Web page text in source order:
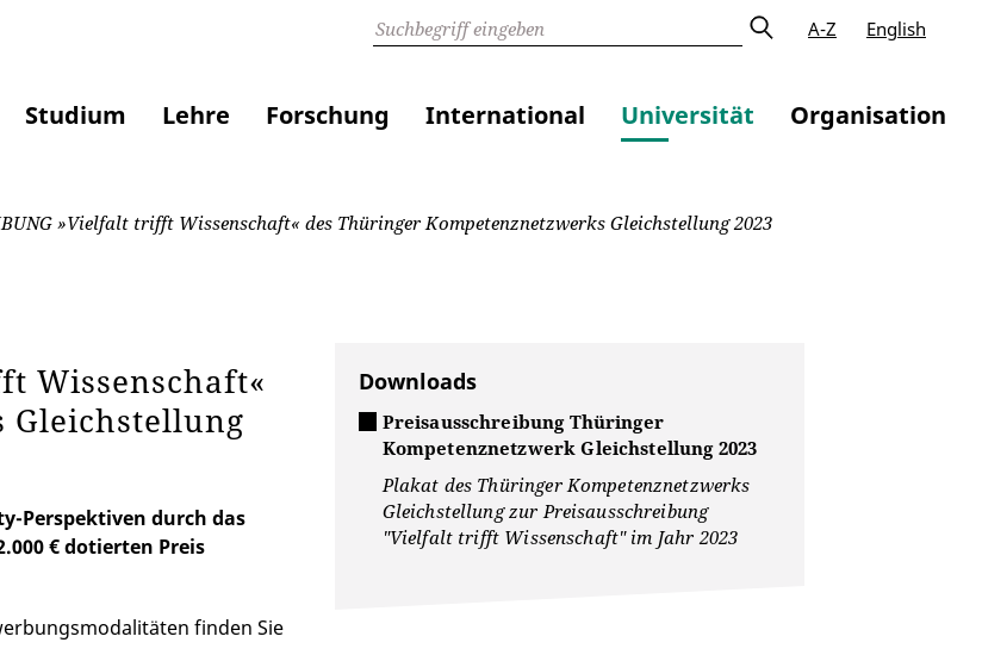
A-Z English
Studium Lehre Forschung International Universität Organisation
»Vielfalt trifft Wissenschaft« des Thüringer Kompetenznetzwerks Gleichstellung 2023
Wissenschaft«
Gleichstellung
Perspektiven durch das
€ dotierten Preis
finden Sie
Downloads
Preisausschreibung Thüringer
Kompetenznetzwerk Gleichstellung 2023
Plakat des Thüringer Kompetenznetzwerks
Gleichstellung zur Preisausschreibung
"Vielfalt trifft Wissenschaft" im Jahr 2023